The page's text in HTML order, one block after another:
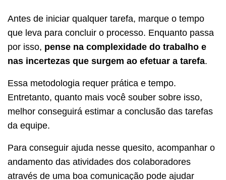
Antes de iniciar qualquer tarefa, marque o tempo
que leva para concluir o processo. Enquanto passa
por isso, pense na complexidade do trabalho e
nas incertezas que surgem ao efetuar a tarefa.
Essa metodologia requer prática e tempo.
Entretanto, quanto mais você souber sobre isso,
melhor conseguirá estimar a conclusão das tarefas
da equipe.
Para conseguir ajuda nesse quesito, acompanhar o
andamento das atividades dos colaboradores
através de uma boa comunicação pode ajudar